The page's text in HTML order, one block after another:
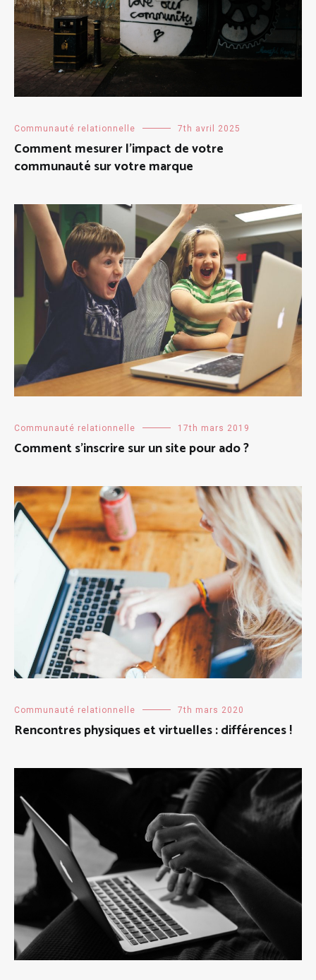
Communauté relationnelle 7th avril 2025
Comment mesurer l’impact de votre
communauté sur votre marque
Communauté relationnelle 17th mars 2019
Comment s’inscrire sur un site pour ado ?
Communauté relationnelle 7th mars 2020
Rencontres physiques et virtuelles : différences !